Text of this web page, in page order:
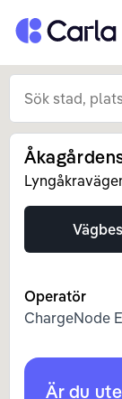
Tillbaka till
Operatör
ChargeNode
Är du